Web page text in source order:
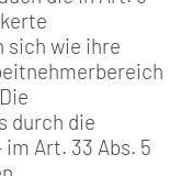
sich wie ihre
durch die
Art. 33 Abs. 5